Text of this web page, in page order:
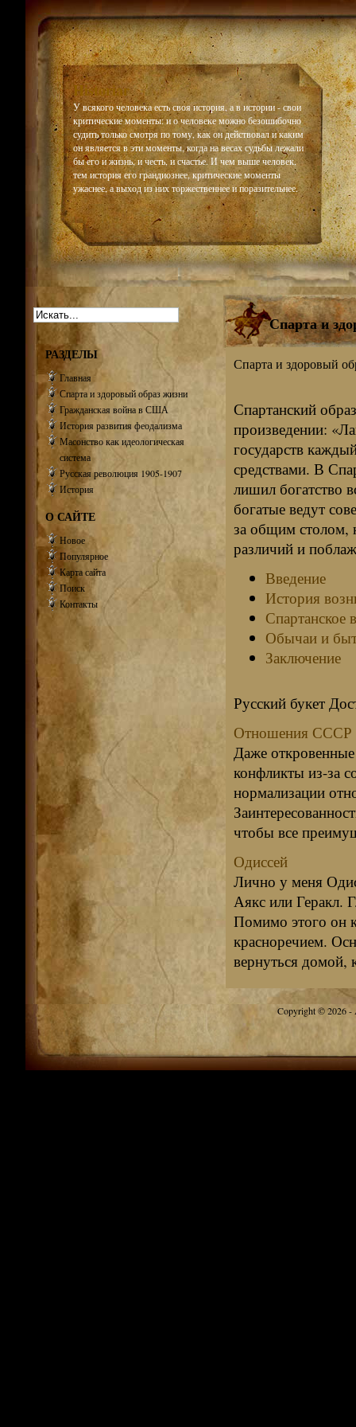
Historiar
У всякого человека есть своя история, а в истории - свои
критические моменты: и о человеке можно безошибочно
судить только смотря по тому, как он действовал и каким
он является в эти моменты, когда на весах судьбы лежали
бы его и жизнь, и честь, и счастье. И чем выше человек,
тем история его грандиознее, критические моменты
ужаснее, а выход из них торжественнее и поразительнее.
Спарта и
Спарта и здоровый
Спартанский
произведении:
государств
средствами. В
лишил богатство
богатые ведут
за общим столом,
различий и
Введение
История
Спартанское
Обычаи и
Заключение
Русский букет
Отношения СССР
Даже
конфликты из-за
нормализации
чтобы все
Одиссей
Лично у меня
Аякс или Геракл.
Помимо этого он
красноречием.
вернуться домой,
РАЗДЕЛЫ
Главная
Спарта и здоровый образ жизни
Гражданская война в США
История развития феодализма
Масонство как идеологическая
система
Русская революция 1905-1907
История
О САЙТЕ
Новое
Популярное
Карта сайта
Поиск
Контакты
Copyright © 2026 -